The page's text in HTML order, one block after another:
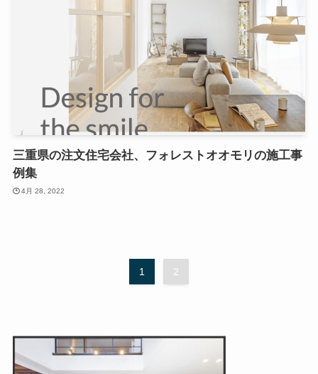
三重県の注文住宅会社、フォレストオオモリの施工事
例集
4月 28, 2022
1 2